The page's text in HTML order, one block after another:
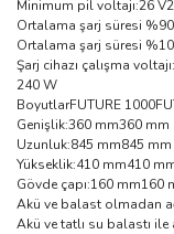
Minimum pil voltajı:26
Ortalama şarj süresi
Ortalama şarj süresi
Şarj cihazı çalışma
240 W
BoyutlarFUTURE
Genişlik:360 mm360 mm
Uzunluk:845 mm845 mm
Yükseklik:410 mm410
Gövde çapı:160 mm160
Akü ve balast olmadan
Akü ve tatlı su balastı ile